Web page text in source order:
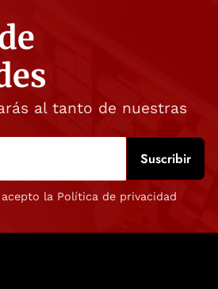
al tanto de nuestras
la Política de privacidad